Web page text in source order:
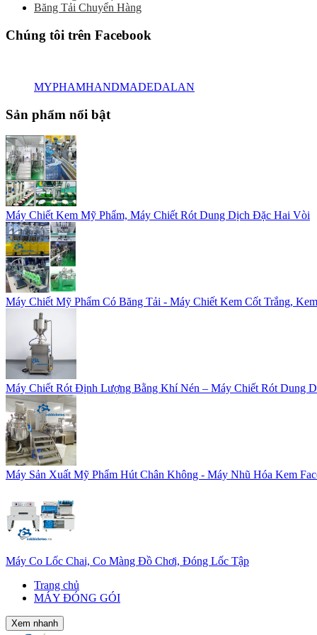
Băng Tải Chuyển Hàng
Chúng tôi trên Facebook
MYPHAMHANDMADEDALAN
Sản phẩm nổi bật
Máy Chiết Kem Mỹ Phẩm, Máy Chiết Rót Dung Dịch Đặc Hai Vòi
Máy Chiết Mỹ Phẩm Có Băng Tải - Máy Chiết Kem Cốt Trắng,
Máy Chiết Rót Định Lượng Bằng Khí Nén – Máy Chiết Rót Dung
Máy Sản Xuất Mỹ Phẩm Hút Chân Không - Máy Nhũ Hóa Kem
Máy Co Lốc Chai, Co Màng Đồ Chơi, Đóng Lốc Tập
Trang chủ
MÁY ĐÓNG GÓI
Xem nhanh